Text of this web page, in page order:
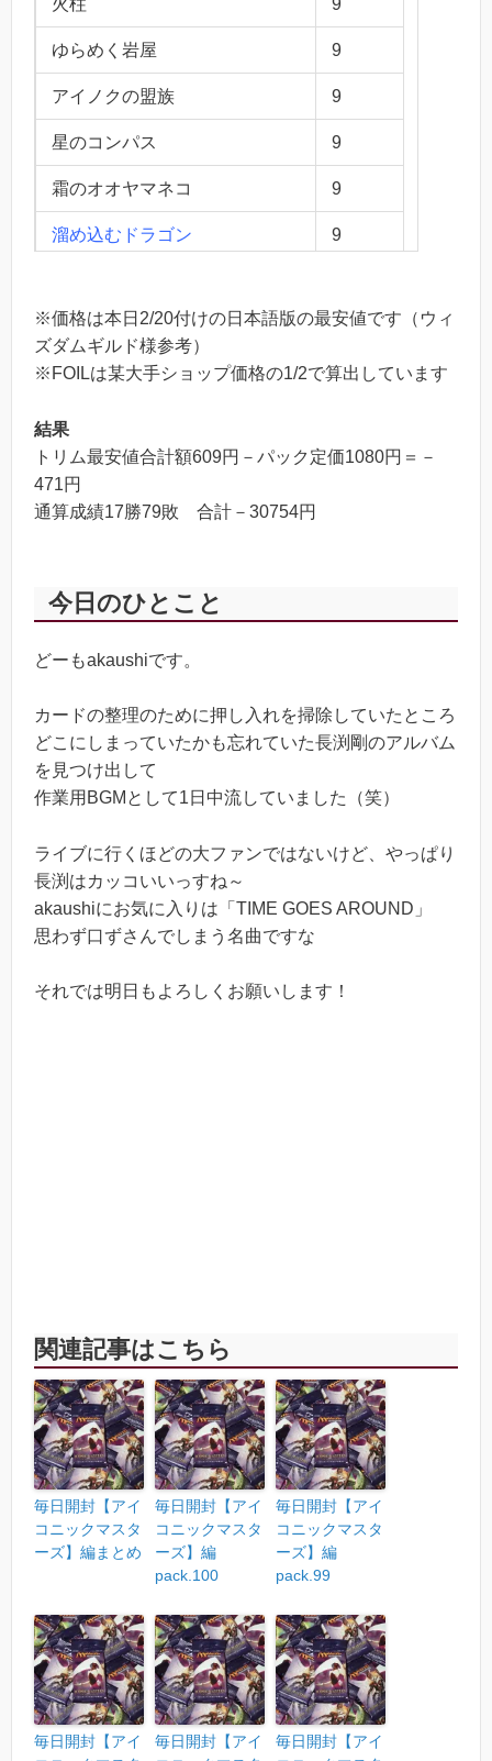
火柱 9
ゆらめく岩屋 9
アイノクの盟族 9
星のコンパス 9
霜のオオヤマネコ 9
溜め込むドラゴン 9
電解 50
聖遺の騎士 350
生き残りの隠し場所（FOIL）
※価格は本日2/20付けの日本語版の最安値です（ウィ
ズダムギルド様参考）
※FOILは某大手ショップ価格の1/2で算出しています
結果
トリム最安値合計額609円－パック定価1080円＝－
471円
通算成績17勝79敗 合計－30754円
今日のひとこと
どーもakaushiです。
カードの整理のために押し入れを掃除していたところ
どこにしまっていたかも忘れていた長渕剛のアルバム
を見つけ出して
作業用BGMとして1日中流していました（笑）
ライブに行くほどの大ファンではないけど、やっぱり
長渕はカッコいいっすね～
akaushiにお気に入りは「TIME GOES AROUND」
思わず口ずさんでしまう名曲ですな
それでは明日もよろしくお願いします！
関連記事はこちら
毎日開封【アイ
コニックマスタ
ーズ】編まとめ
毎日開封【アイ
コニックマスタ
ーズ】編
pack.100
毎日開封【アイ
コニックマスタ
ーズ】編
pack.99
毎日開封【アイ
毎日開封【アイ
毎日開封【アイ